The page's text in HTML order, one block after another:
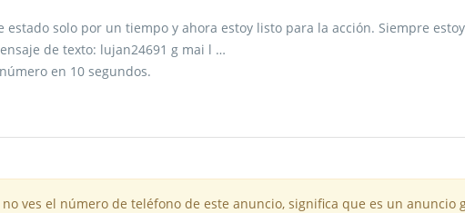
solo por un tiempo y ahora estoy listo para la acción. Siempre
de texto: lujan24691 g mai l …
en 10 segundos.
no ves el número de teléfono de este anuncio, significa que es un anuncio